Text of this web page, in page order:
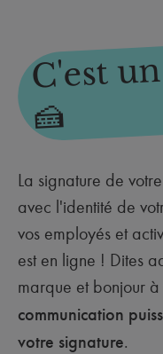
C'est
🍰
La signature de
avec l'identité de
vos employés et
est en ligne ! Dites
marque et bonjour à
communication
votre signature.